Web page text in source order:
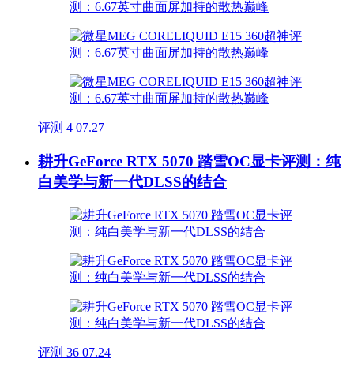
评测 4 07.27
耕升GeForce RTX 5070 踏雪OC显卡评测：纯
白美学与新一代DLSS的结合
评测 36 07.24